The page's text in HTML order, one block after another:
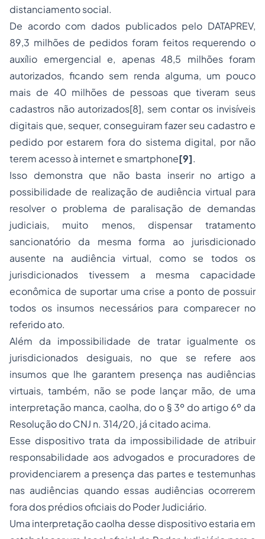
distanciamento social.
De acordo com dados publicados pelo DATAPREV,
89,3 milhões de pedidos foram feitos requerendo o
auxílio emergencial e, apenas 48,5 milhões foram
autorizados, ficando sem renda alguma, um pouco
mais de 40 milhões de pessoas que tiveram seus
cadastros não autorizados[8], sem contar os invisíveis
digitais que, sequer, conseguiram fazer seu cadastro e
pedido por estarem fora do sistema digital, por não
terem acesso à internet e smartphone[9].
Isso demonstra que não basta inserir no artigo a
possibilidade de realização de audiência virtual para
resolver o problema de paralisação de demandas
judiciais, muito menos, dispensar tratamento
sancionatório da mesma forma ao jurisdicionado
ausente na audiência virtual, como se todos os
jurisdicionados tivessem a mesma capacidade
econômica de suportar uma crise a ponto de possuir
todos os insumos necessários para comparecer no
referido ato.
Além da impossibilidade de tratar igualmente os
jurisdicionados desiguais, no que se refere aos
insumos que lhe garantem presença nas audiências
virtuais, também, não se pode lançar mão, de uma
interpretação manca, caolha, do o § 3º do artigo 6º da
Resolução do CNJ n. 314/20, já citado acima.
Esse dispositivo trata da impossibilidade de atribuir
responsabilidade aos advogados e procuradores de
providenciarem a presença das partes e testemunhas
nas audiências quando essas audiências ocorrerem
fora dos prédios oficiais do Poder Judiciário.
Uma interpretação caolha desse dispositivo estaria em